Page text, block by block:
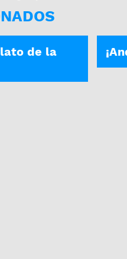
de la